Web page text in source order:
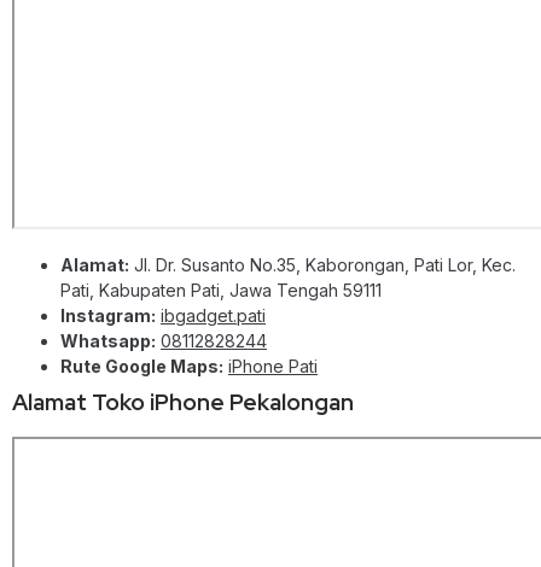
Alamat: Jl. Dr. Susanto No.35, Kaborongan, Pati Lor, Kec.
Pati, Kabupaten Pati, Jawa Tengah 59111
Instagram: ibgadget.pati
Whatsapp: 08112828244
Rute Google Maps: iPhone Pati
Alamat Toko iPhone Pekalongan